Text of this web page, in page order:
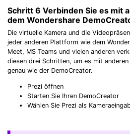
Schritt 6 Verbinden Sie es mit
dem Wondershare
Die virtuelle Kamera und die
jeder anderen Plattform wie dem
Meet, MS Teams und vielen anderen
diesen drei Schritten, um es mit
genau wie der DemoCreator.
Prezi öffnen
Starten Sie Ihren DemoCreator
Wählen Sie Prezi als